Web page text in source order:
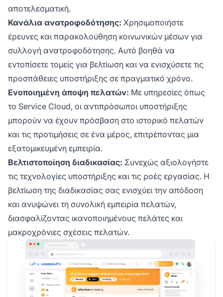
αποτελεσματική.
Κανάλια ανατροφοδότησης: Χρησιμοποιήστε
έρευνες και παρακολούθηση κοινωνικών μέσων για
συλλογή ανατροφοδότησης. Αυτό βοηθά να
εντοπίσετε τομείς για βελτίωση και να ενισχύσετε τις
προσπάθειες υποστήριξης σε πραγματικό χρόνο.
Ενοποιημένη άποψη πελατών: Με υπηρεσίες όπως
το Service Cloud, οι αντιπρόσωποι υποστήριξης
μπορούν να έχουν πρόσβαση στο ιστορικό πελατών
και τις προτιμήσεις σε ένα μέρος, επιτρέποντας μια
εξατομικευμένη εμπειρία.
Βελτιστοποίηση διαδικασίας: Συνεχώς αξιολογήστε
τις τεχνολογίες υποστήριξης και τις ροές εργασίας. Η
βελτίωση της διαδικασίας σας ενισχύει την απόδοση
και ανυψώνει τη συνολική εμπειρία πελατών,
διασφαλίζοντας ικανοποιημένους πελάτες και
μακροχρόνιες σχέσεις πελατών.